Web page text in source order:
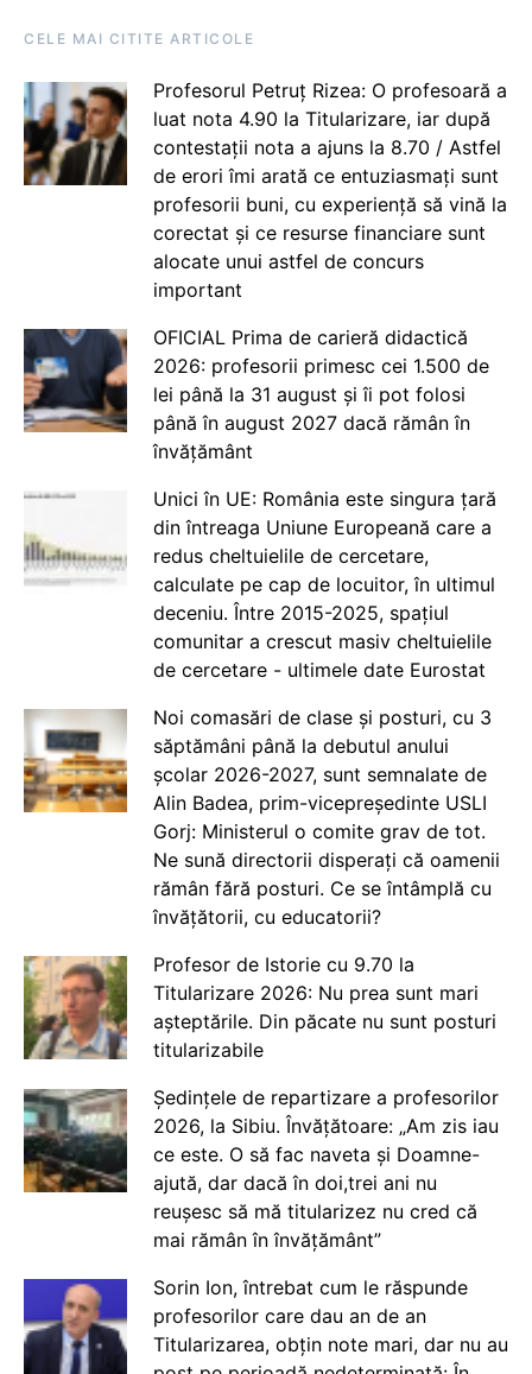
CELE MAI CITITE ARTICOLE
Profesorul Petruț Rizea: O profesoară a
luat nota 4.90 la Titularizare, iar după
contestații nota a ajuns la 8.70 / Astfel
de erori îmi arată ce entuziasmați sunt
profesorii buni, cu experiență să vină la
corectat și ce resurse financiare sunt
alocate unui astfel de concurs
important
OFICIAL Prima de carieră didactică
2026: profesorii primesc cei 1.500 de
lei până la 31 august și îi pot folosi
până în august 2027 dacă rămân în
învățământ
Unici în UE: România este singura țară
din întreaga Uniune Europeană care a
redus cheltuielile de cercetare,
calculate pe cap de locuitor, în ultimul
deceniu. Între 2015-2025, spațiul
comunitar a crescut masiv cheltuielile
de cercetare - ultimele date Eurostat
Noi comasări de clase și posturi, cu 3
săptămâni până la debutul anului
școlar 2026-2027, sunt semnalate de
Alin Badea, prim-vicepreședinte USLI
Gorj: Ministerul o comite grav de tot.
Ne sună directorii disperați că oamenii
rămân fără posturi. Ce se întâmplă cu
învățătorii, cu educatorii?
Profesor de Istorie cu 9.70 la
Titularizare 2026: Nu prea sunt mari
așteptările. Din păcate nu sunt posturi
titularizabile
Ședințele de repartizare a profesorilor
2026, la Sibiu. Învățătoare: „Am zis iau
ce este. O să fac naveta și Doamne-
ajută, dar dacă în doi,trei ani nu
reușesc să mă titularizez nu cred că
mai rămân în învățământ”
Sorin Ion, întrebat cum le răspunde
profesorilor care dau an de an
Titularizarea, obțin note mari, dar nu au